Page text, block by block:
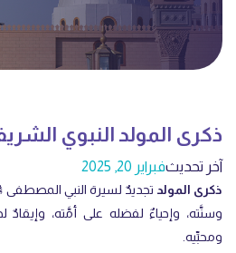
ذكرى المولد النبوي
آخر تحديثفبراير 20, 2025
ذكرى المولد تجديدٌ لسيرة النبي المصطفى
وسنَّته، وإحياءٌ لفضله على أمَّته،
ومحبِّيه.